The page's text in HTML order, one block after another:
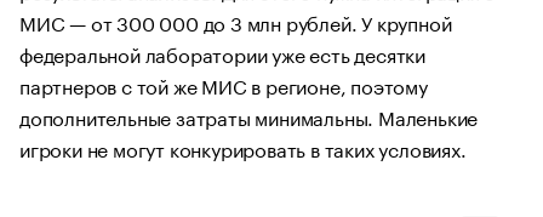
МИС — от 300 000 до 3 млн рублей. У крупной
федеральной лаборатории уже есть десятки
партнеров с той же МИС в регионе, поэтому
дополнительные затраты минимальны. Маленькие
игроки не могут конкурировать в таких условиях.